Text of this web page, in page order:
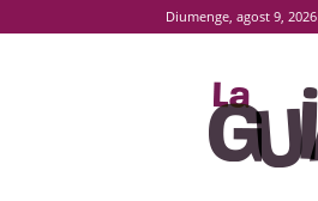
Diumenge, agost 9, 2026